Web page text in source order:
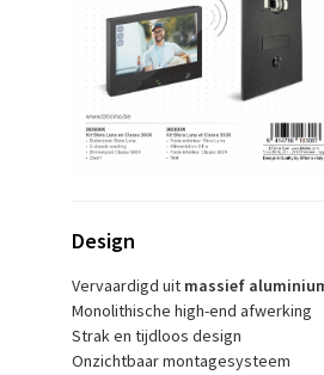
Design
Vervaardigd uit massief
Monolithische high-end afwerking
Strak en tijdloos design
Onzichtbaar montagesysteem